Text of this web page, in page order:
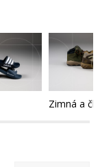
Zimná a